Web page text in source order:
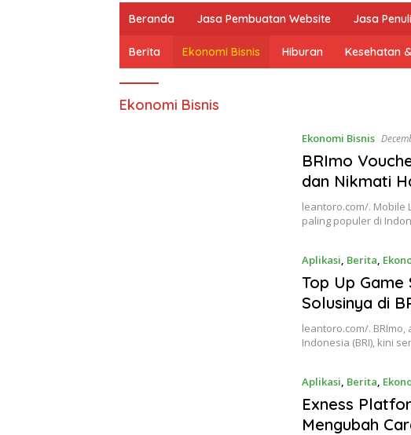
Beranda Jasa Pembuatan Website Jasa
Berita Ekonomi Bisnis Hiburan Kesehatan
Ekonomi Bisnis
Ekonomi Bisnis
BRImo
dan Nikmati
leantoro.com/. Mobile
paling populer di
Aplikasi, Berita,
Top Up Game
Solusinya di
leantoro.com/.
Indonesia (BRI), kini
Aplikasi, Berita,
Exness
Mengubah